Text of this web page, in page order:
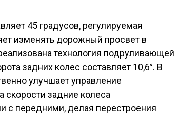
45 градусов, регулируемая
изменять дорожный просвет в
технология подруливающей
задних колес составляет 10,6°. В
улучшает управление
задние колеса
с передними, делая перестроения